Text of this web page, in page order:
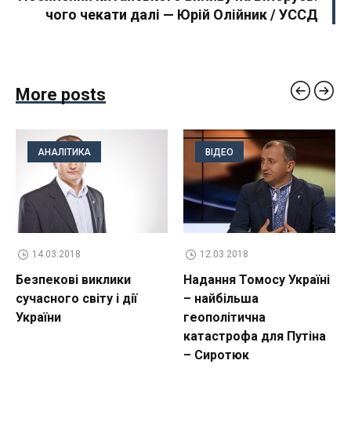
чого чекати далі — Юрій Олійник / УССД
More posts
АНАЛІТИКА
14.03.2018
Безпекові виклики
сучасного світу і дії
України
ВІДЕО
12.03.2018
Надання Томосу Україні
– найбільша
геополітична
катастрофа для Путіна
– Сиротюк